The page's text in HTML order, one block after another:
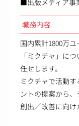
職務内容
国内累計1800万
「ミクチャ」に
任せします。
ミクチャで活動
ントの提案から
創出／改善に向け